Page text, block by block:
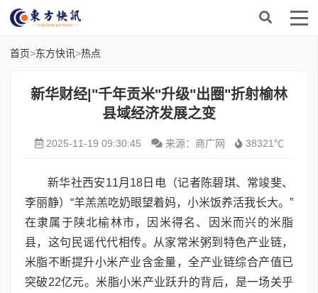
首页>东方快讯>热点
新华财经|"千年贡米"升级"出圈"折射榆林
县域经济发展之变
2025-11-19 09:30:45 来源：商广网 38321℃
新华社西安11月18日电（记者陈碧琪、常竣斐、
李丽静）“羊羔羔吃奶眼望着妈，小米饭养活我长大。”
在隶属于陕北榆林市，因米得名、因米而兴的米脂
县，这句民谣代代相传。从家常米粥到特色产业链，
米脂不断提升小米产业含金量，全产业链综合产值已
突破22亿元。米脂小米产业跃升的背后，是一场关乎